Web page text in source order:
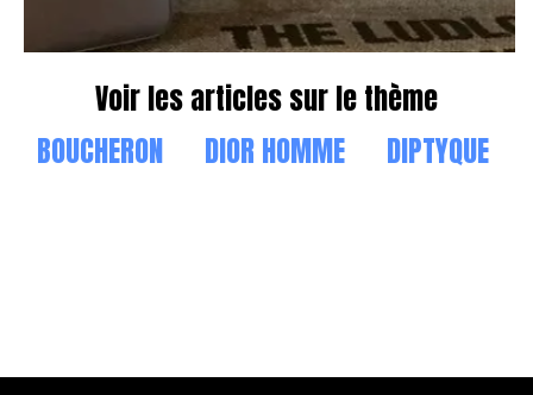
Voir les articles sur le thème
BOUCHERON
DIOR HOMME DIPTYQUE